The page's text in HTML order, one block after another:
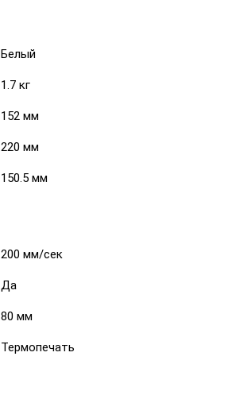
Белый
1.7 кг
152 мм
220 мм
150.5 мм
200 мм/сек
Да
80 мм
Термопечать